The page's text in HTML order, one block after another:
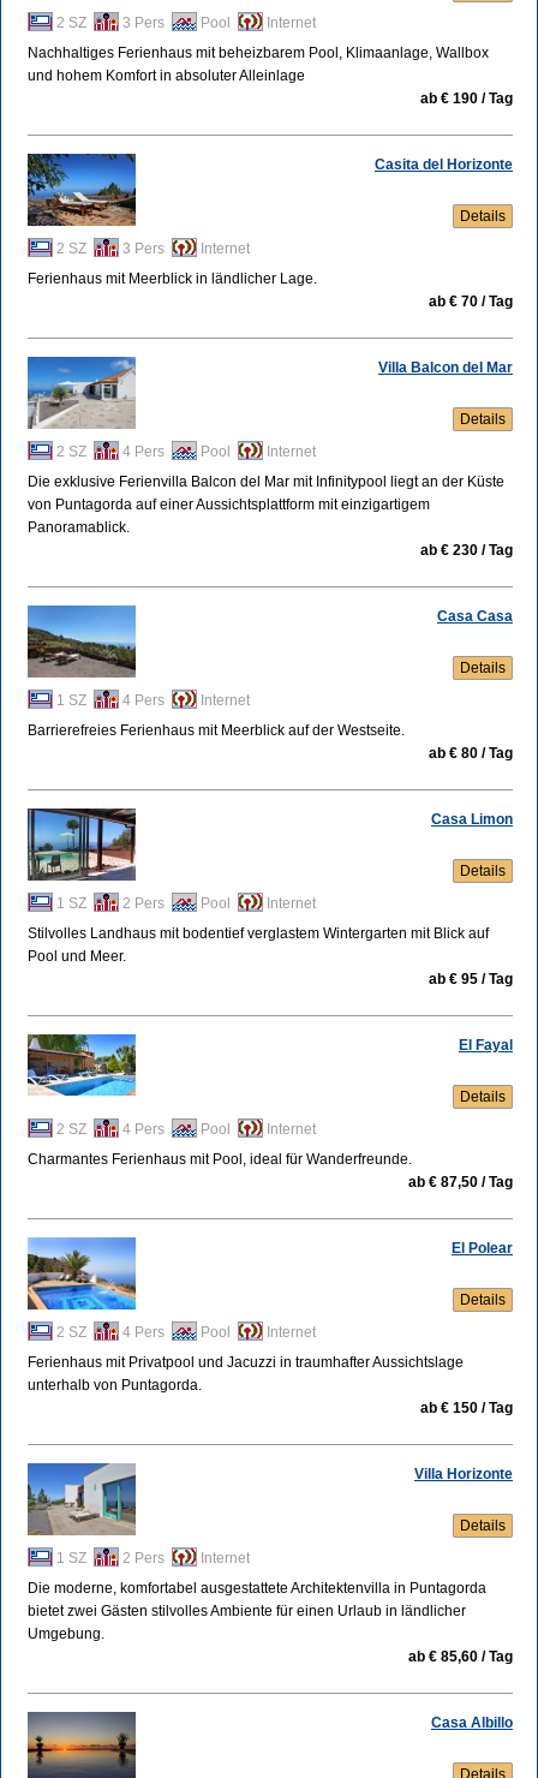
2 SZ 3 Pers Pool
Internet
Nachhaltiges Ferienhaus mit beheizbarem Pool, Klimaanlage, Wallbox
und hohem Komfort in absoluter Alleinlage
ab € 190 / Tag
Details
Casita del Horizonte
2 SZ 3 Pers
Internet
Ferienhaus mit Meerblick in ländlicher Lage.
ab € 70 / Tag
Details
Villa Balcon del Mar
2 SZ 4 Pers Pool
Internet
Die exklusive Ferienvilla Balcon del Mar mit Infinitypool liegt an der Küste
von Puntagorda auf einer Aussichtsplattform mit einzigartigem
Panoramablick.
ab € 230 / Tag
Details
Casa Casa
1 SZ 4 Pers
Internet
Barrierefreies Ferienhaus mit Meerblick auf der Westseite.
ab € 80 / Tag
Details
Casa Limon
1 SZ 2 Pers Pool
Internet
Stilvolles Landhaus mit bodentief verglastem Wintergarten mit Blick auf
Pool und Meer.
ab € 95 / Tag
Details
El Fayal
2 SZ 4 Pers Pool
Internet
Charmantes Ferienhaus mit Pool, ideal für Wanderfreunde.
ab € 87,50 / Tag
Details
El Polear
2 SZ 4 Pers Pool
Internet
Ferienhaus mit Privatpool und Jacuzzi in traumhafter Aussichtslage
unterhalb von Puntagorda.
ab € 150 / Tag
Details
Villa Horizonte
1 SZ 2 Pers
Internet
Die moderne, komfortabel ausgestattete Architektenvilla in Puntagorda
bietet zwei Gästen stilvolles Ambiente für einen Urlaub in ländlicher
Umgebung.
ab € 85,60 / Tag
Details
Casa Albillo